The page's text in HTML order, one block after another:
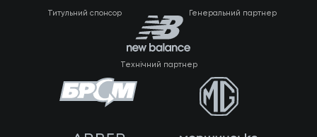
Титульний спонсор Генеральний партнер
Технічний партнер